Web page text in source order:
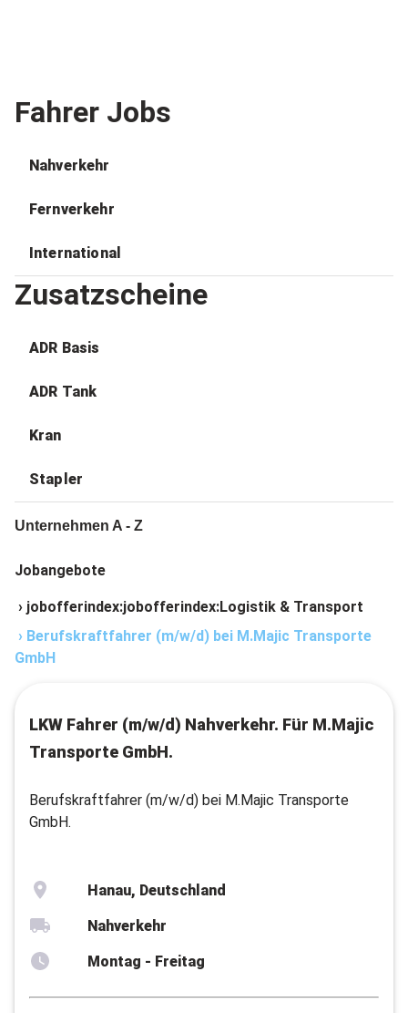
Fahrer Jobs
Nahverkehr
Fernverkehr
International
Zusatzscheine
ADR Basis
ADR Tank
Kran
Stapler
Unternehmen A - Z
Jobangebote
› jobofferindex:jobofferindex:Logistik & Transport
› Berufskraftfahrer (m/w/d) bei M.Majic Transporte
GmbH
LKW Fahrer (m/w/d) Nahverkehr. Für M.Majic
Transporte GmbH.
Berufskraftfahrer (m/w/d) bei M.Majic Transporte
GmbH.
Hanau, Deutschland
Nahverkehr
Montag - Freitag